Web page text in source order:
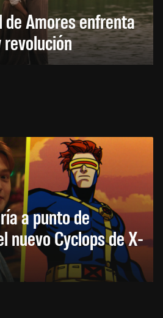
Amores enfrenta
a punto de
nuevo Cyclops de X-